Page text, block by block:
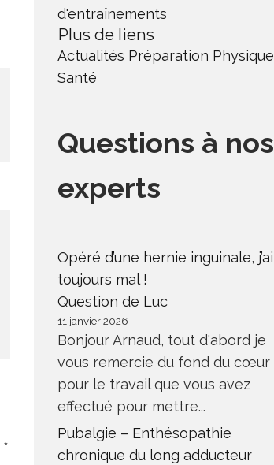
*
d'entraînements
Plus de liens
Actualités Préparation Physique
Santé
Questions à nos
experts
Opéré d’une hernie inguinale, j’ai
toujours mal !
Question de Luc
11 janvier 2026
Bonjour Arnaud, tout d'abord je
vous remercie du fond du cœur
pour le travail que vous avez
effectué pour mettre...
Pubalgie – Enthésopathie
chronique du long adducteur